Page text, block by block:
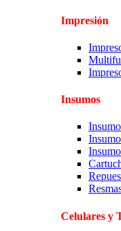
Impresión
Insumos
Celulares y